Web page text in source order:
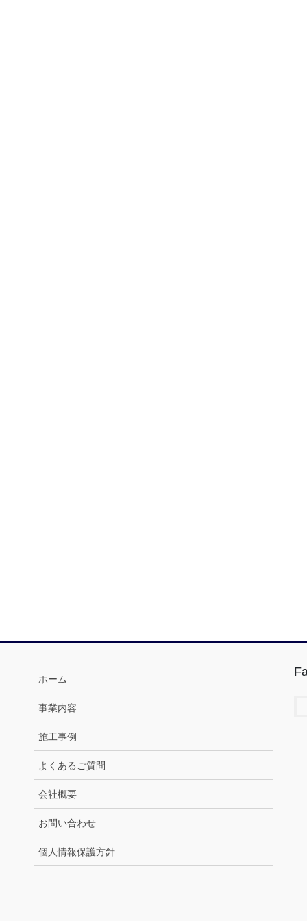
ホーム
事業内容
施工事例
よくあるご質問
会社概要
お問い合わせ
個人情報保護方針